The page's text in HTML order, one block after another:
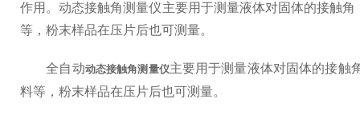
作用。动态接触角测量仪主要用于测量液体对固体的接触
等，粉末样品在压片后也可测量。
全自动动态接触角测量仪主要用于测量液体对固体的接触
料等，粉末样品在压片后也可测量。